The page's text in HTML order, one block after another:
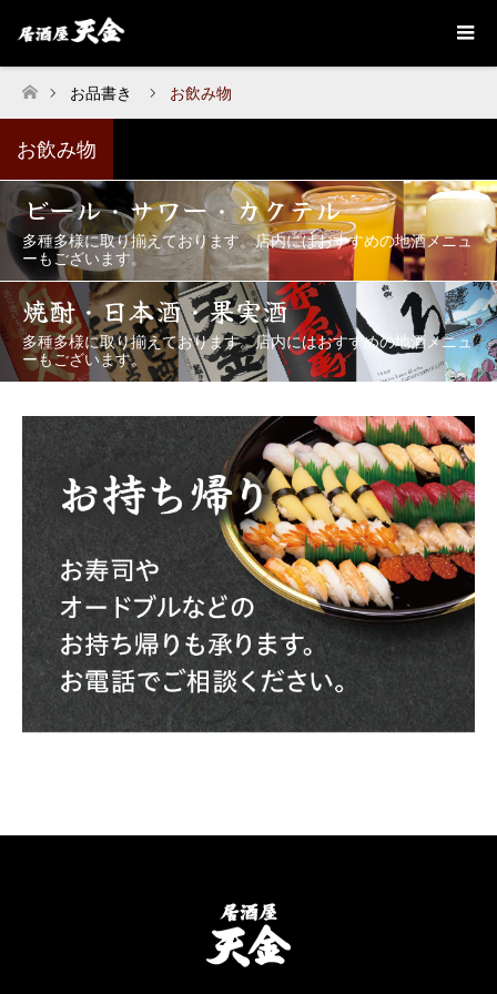
ホーム
お品書き お飲み物
お飲み物
ビール・サワー・カクテル
多種多様に取り揃えております。店内にはおすすめの地酒メニュ
ーもございます。
焼酎・日本酒・果実酒
多種多様に取り揃えております。店内にはおすすめの地酒メニュ
ーもございます。